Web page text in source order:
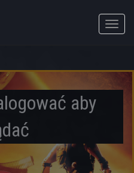
Toggle
aby